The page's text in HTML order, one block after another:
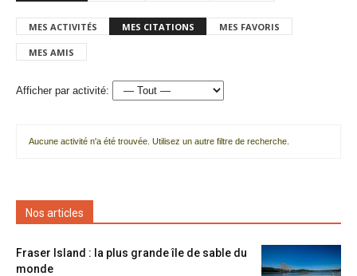
MES ACTIVITÉS MES CITATIONS MES FAVORIS
MES AMIS
Afficher par activité:
Aucune activité n'a été trouvée. Utilisez un autre filtre de recherche.
Nos articles
Fraser Island : la plus grande île de sable du
monde